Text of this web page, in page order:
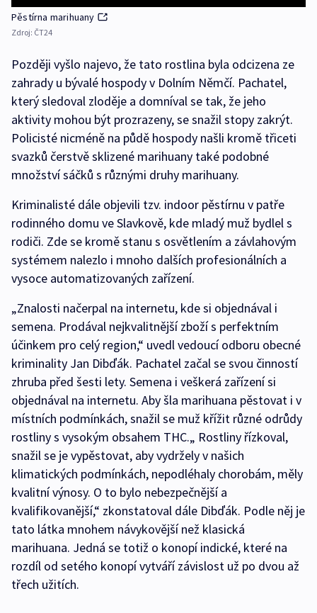
Pěstírna marihuany
Zdroj: ČT24
Později vyšlo najevo, že tato rostlina byla odcizena ze
zahrady u bývalé hospody v Dolním Němčí. Pachatel,
který sledoval zloděje a domníval se tak, že jeho
aktivity mohou být prozrazeny, se snažil stopy zakrýt.
Policisté nicméně na půdě hospody našli kromě třiceti
svazků čerstvě sklizené marihuany také podobné
množství sáčků s různými druhy marihuany.
Kriminalisté dále objevili tzv. indoor pěstírnu v patře
rodinného domu ve Slavkově, kde mladý muž bydlel s
rodiči. Zde se kromě stanu s osvětlením a závlahovým
systémem nalezlo i mnoho dalších profesionálních a
vysoce automatizovaných zařízení.
„Znalosti načerpal na internetu, kde si objednával i
semena. Prodával nejkvalitnější zboží s perfektním
účinkem pro celý region,“ uvedl vedoucí odboru obecné
kriminality Jan Dibďák. Pachatel začal se svou činností
zhruba před šesti lety. Semena i veškerá zařízení si
objednával na internetu. Aby šla marihuana pěstovat i v
místních podmínkách, snažil se muž křížit různé odrůdy
rostliny s vysokým obsahem THC.„ Rostliny řízkoval,
snažil se je vypěstovat, aby vydržely v našich
klimatických podmínkách, nepodléhaly chorobám, měly
kvalitní výnosy. O to bylo nebezpečnější a
kvalifikovanější,“ zkonstatoval dále Dibďák. Podle něj je
tato látka mnohem návykovější než klasická
marihuana. Jedná se totiž o konopí indické, které na
rozdíl od setého konopí vytváří závislost už po dvou až
třech užitích.